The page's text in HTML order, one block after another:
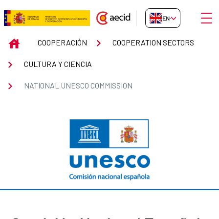
Skip to Main Content
NATIONAL UNESCO
EN-GB
INICIOCOOPERACIÓN COOPERATION SECTORS
CULTURA Y CIENCIA
NATIONAL UNESCO COMMISSION